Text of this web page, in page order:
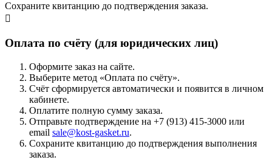
Сохраните квитанцию до подтверждения заказа.
Оплата по счёту (для юридических лиц)
Оформите заказ на сайте.
Выберите метод «Оплата по счёту».
Счёт сформируется автоматически и появится в личном
кабинете.
Оплатите полную сумму заказа.
Отправьте подтверждение на +7 (913) 415-3000 или
email sale@kost-gasket.ru.
Сохраните квитанцию до подтверждения выполнения
заказа.